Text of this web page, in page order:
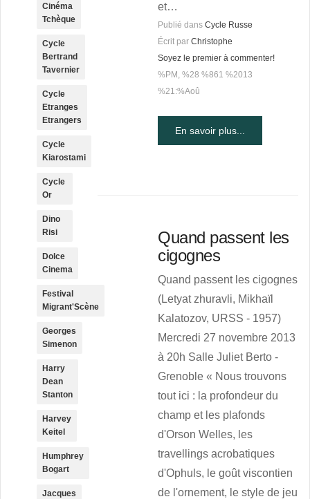
et…
Publié dans Cycle Russe
Écrit parChristophe
Soyez le premier à commenter!
%PM, %28 %861 %2013
%21:%Aoû
En savoir plus...
Quand passent les
cigognes
Quand passent les cigognes
(Letyat zhuravli, Mikhaïl
Kalatozov, URSS - 1957)
Mercredi 27 novembre 2013
à 20h Salle Juliet Berto -
Grenoble « Nous trouvons
tout ici : la profondeur du
champ et les plafonds
d'Orson Welles, les
travellings acrobatiques
d'Ophuls, le goût viscontien
de l'ornement, le style de jeu
Cinéma
Tchèque
Cycle
Bertrand
Tavernier
Cycle
Etranges
Etrangers
Cycle
Kiarostami
Cycle
Or
Dino
Risi
Dolce
Cinema
Festival
Migrant'Scène
Georges
Simenon
Harry
Dean
Stanton
Harvey
Keitel
Humphrey
Bogart
Jacques